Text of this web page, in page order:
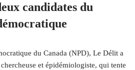
candidates du
du Canada (NPD), Le Délit a
et épidémiologiste, qui tente